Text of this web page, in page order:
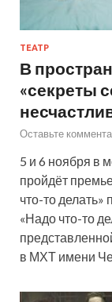
ТЕАТР
В
«секреты
Оставьте
5 и 6 ноября в
пройдёт
что-то
«Надо что-то
в МХТ имени